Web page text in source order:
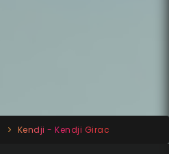
Kendji - Kendji Girac